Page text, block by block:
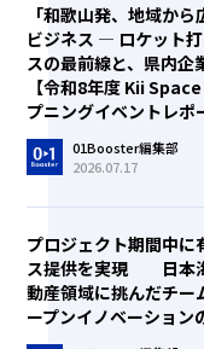
「和歌山発、地域から
ビジネス ― ロケット
スの最前線と、県内
【令和8年度 Kii
プニングイベントレポ
01Booster編集部
2026.07.17
プロジェクト期間中に
ス提供を実現 日本
動産領域に挑んだチー
ープンイノベーション